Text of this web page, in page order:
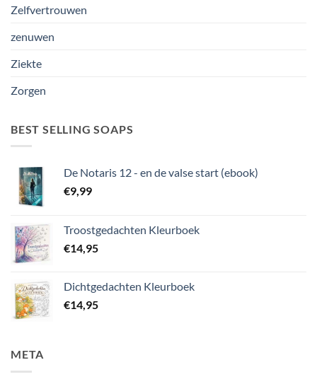
Zelfvertrouwen
zenuwen
Ziekte
Zorgen
BEST SELLING SOAPS
De Notaris 12 - en de valse start (ebook)
€9,99
Troostgedachten Kleurboek
€14,95
Dichtgedachten Kleurboek
€14,95
META